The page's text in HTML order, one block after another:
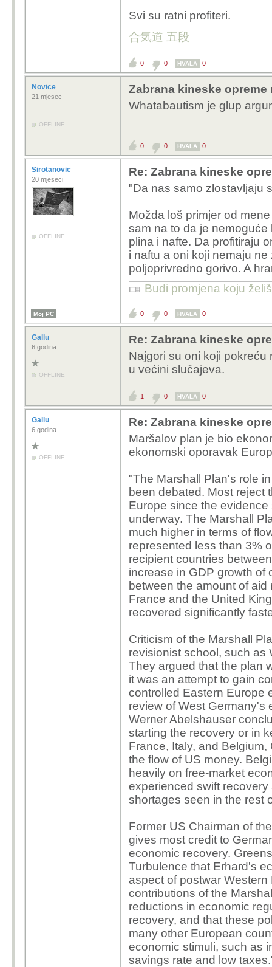
Svi su ratni profiteri.
合気道 五段
0 0 HVALA 0
Novice
21 mjesec
OFFLINE
Zabrana kineske
Whatabautism je glup
0 0 HVALA 0
Sirotanovic
20 mjeseci
OFFLINE
Re: Zabrana kineske
"Da nas samo zlostavljaju
Možda loš primjer od
sam na to da je
plina i nafte. Da profitiraju
i naftu a oni koji nemaju
poljoprivredno gorivo. A
Budi promjena koju
Moj PC 0 0 HVALA 0
Gallu
6 godina
OFFLINE
Re: Zabrana kineske
Najgori su oni koji pokreću
u većini slučajeva.
1 0 HVALA 0
Gallu
6 godina
OFFLINE
Re: Zabrana kineske
Maršalov plan je bio
ekonomski oporavak
"The Marshall Plan's role
been debated. Most reject
Europe since the
underway. The Marshall
much higher in terms of
represented less than 3%
recipient countries
increase in GDP growth of
between the amount of
France and the United
recovered significantly
Criticism of the Marshall
revisionist school, such as
They argued that the plan
it was an attempt to gain
controlled Eastern Europe
review of West Germany's
Werner Abelshauser
starting the recovery or in
France, Italy, and
the flow of US money.
heavily on free-market
experienced swift
shortages seen in the rest
Former US Chairman of
gives most credit to
economic recovery.
Turbulence that Erhard's
aspect of postwar
contributions of the
reductions in economic
recovery, and that these
many other European
economic stimuli, such as
savings rate and low